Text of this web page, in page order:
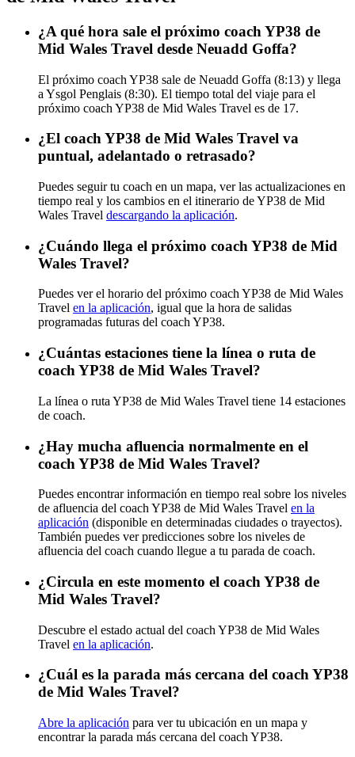
¿A qué hora sale el próximo coach YP38 de
Mid Wales Travel desde Neuadd Goffa?
El próximo coach YP38 sale de Neuadd Goffa (8:13) y llega
a Ysgol Penglais (8:30). El tiempo total del viaje para el
próximo coach YP38 de Mid Wales Travel es de 17.
¿El coach YP38 de Mid Wales Travel va
puntual, adelantado o retrasado?
Puedes seguir tu coach en un mapa, ver las actualizaciones en
tiempo real y los cambios en el itinerario de YP38 de Mid
Wales Travel descargando la aplicación.
¿Cuándo llega el próximo coach YP38 de Mid
Wales Travel?
Puedes ver el horario del próximo coach YP38 de Mid Wales
Travel en la aplicación, igual que la hora de salidas
programadas futuras del coach YP38.
¿Cuántas estaciones tiene la línea o ruta de
coach YP38 de Mid Wales Travel?
La línea o ruta YP38 de Mid Wales Travel tiene 14 estaciones
de coach.
¿Hay mucha afluencia normalmente en el
coach YP38 de Mid Wales Travel?
Puedes encontrar información en tiempo real sobre los niveles
de afluencia del coach YP38 de Mid Wales Travel en la
aplicación (disponible en determinadas ciudades o trayectos).
También puedes ver predicciones sobre los niveles de
afluencia del coach cuando llegue a tu parada de coach.
¿Circula en este momento el coach YP38 de
Mid Wales Travel?
Descubre el estado actual del coach YP38 de Mid Wales
Travel en la aplicación.
¿Cuál es la parada más cercana del coach YP38
de Mid Wales Travel?
Abre la aplicación para ver tu ubicación en un mapa y
encontrar la parada más cercana del coach YP38.